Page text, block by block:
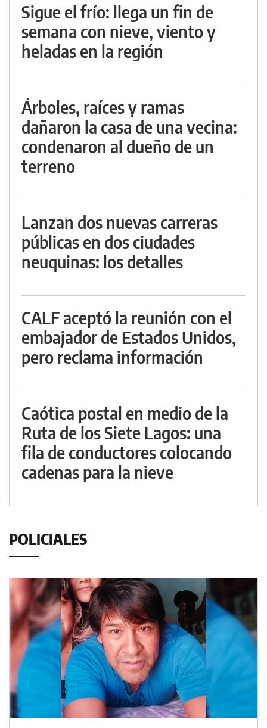
Sigue el frío: llega un fin de
semana con nieve, viento y
heladas en la región
Árboles, raíces y ramas
dañaron la casa de una vecina:
condenaron al dueño de un
terreno
Lanzan dos nuevas carreras
públicas en dos ciudades
neuquinas: los detalles
CALF aceptó la reunión con el
embajador de Estados Unidos,
pero reclama información
Caótica postal en medio de la
Ruta de los Siete Lagos: una
fila de conductores colocando
cadenas para la nieve
POLICIALES